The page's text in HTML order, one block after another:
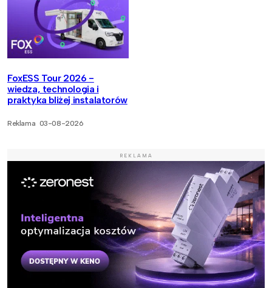
FoxESS Tour 2026 -
wiedza, technologia i
praktyka bliżej instalatorów
Reklama 03-08-2026
REKLAMA